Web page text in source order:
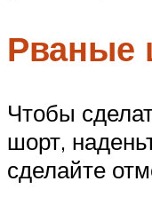
Рваные
Чтобы
шорт,
сделайте